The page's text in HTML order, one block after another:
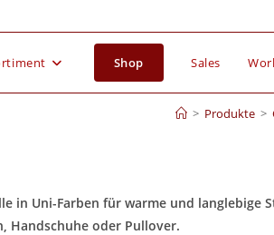
Shop Sales
> Produkte >
in Uni-Farben für warme und langlebige
Handschuhe oder Pullover.